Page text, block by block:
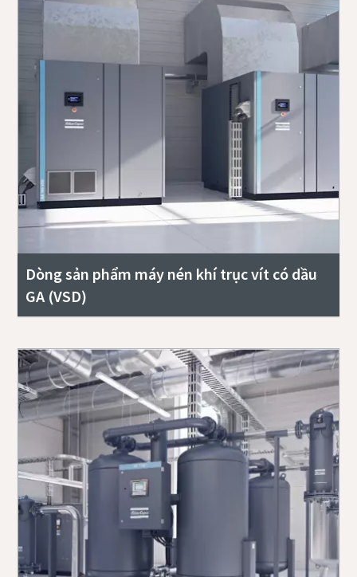
Dòng sản phẩm máy nén khí trục vít có dầu
GA (VSD)